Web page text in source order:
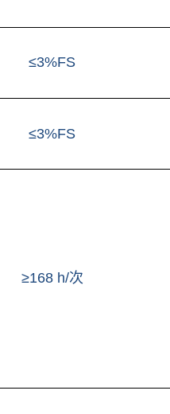
≤3%FS
≤3%FS
≥168 h/次